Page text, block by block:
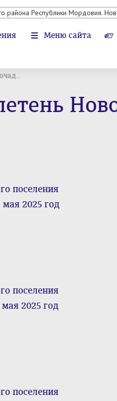
района Республики Мордовия.
Меню сайта
поселения
2025 год
поселения
2025 год
поселения